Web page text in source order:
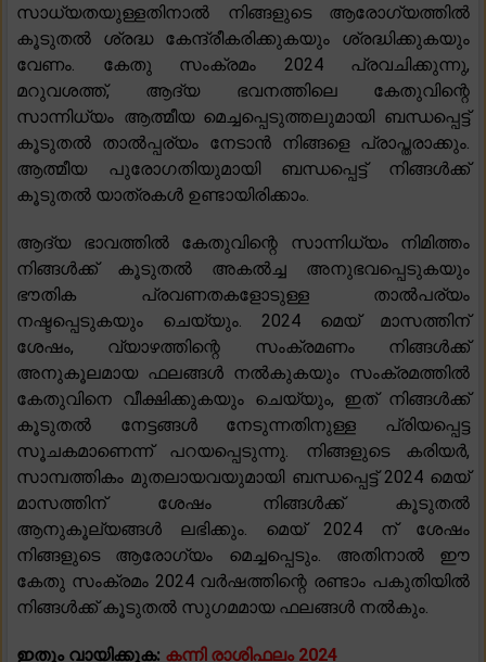
സാധ്യതയുള്ളതിനാൽ നിങ്ങളുടെ ആരോഗ്യത്തിൽ
കൂടുതൽ ശ്രദ്ധ കേന്ദ്രീകരിക്കുകയും ശ്രദ്ധിക്കുകയും
വേണം. കേതു സംക്രമം 2024 പ്രവചിക്കുന്നു,
മറുവശത്ത്, ആദ്യ ഭവനത്തിലെ കേതുവിന്റെ
സാന്നിധ്യം ആത്മീയ മെച്ചപ്പെടുത്തലുമായി ബന്ധപ്പെട്ട്
കൂടുതൽ താൽപ്പര്യം നേടാൻ നിങ്ങളെ പ്രാപ്തരാക്കും.
ആത്മീയ പുരോഗതിയുമായി ബന്ധപ്പെട്ട് നിങ്ങൾക്ക്
കൂടുതൽ യാത്രകൾ ഉണ്ടായിരിക്കാം.
ആദ്യ ഭാവത്തിൽ കേതുവിന്റെ സാന്നിധ്യം നിമിത്തം
നിങ്ങൾക്ക് കൂടുതൽ അകൽച്ച അനുഭവപ്പെടുകയും
ഭൗതിക പ്രവണതകളോടുള്ള താൽപര്യം
നഷ്ടപ്പെടുകയും ചെയ്യും. 2024 മെയ് മാസത്തിന്
ശേഷം, വ്യാഴത്തിന്റെ സംക്രമണം നിങ്ങൾക്ക്
അനുകൂലമായ ഫലങ്ങൾ നൽകുകയും സംക്രമത്തിൽ
കേതുവിനെ വീക്ഷിക്കുകയും ചെയ്യും, ഇത് നിങ്ങൾക്ക്
കൂടുതൽ നേട്ടങ്ങൾ നേടുന്നതിനുള്ള പ്രിയപ്പെട്ട
സൂചകമാണെന്ന് പറയപ്പെടുന്നു. നിങ്ങളുടെ കരിയർ,
സാമ്പത്തികം മുതലായവയുമായി ബന്ധപ്പെട്ട് 2024 മെയ്
മാസത്തിന് ശേഷം നിങ്ങൾക്ക് കൂടുതൽ
ആനുകൂല്യങ്ങൾ ലഭിക്കും. മെയ് 2024 ന് ശേഷം
നിങ്ങളുടെ ആരോഗ്യം മെച്ചപ്പെടും. അതിനാൽ ഈ
കേതു സംക്രമം 2024 വർഷത്തിന്റെ രണ്ടാം പകുതിയിൽ
നിങ്ങൾക്ക് കൂടുതൽ സുഗമമായ ഫലങ്ങൾ നൽകും.
ഇതും വായിക്കുക: കന്നി രാശിഫലം 2024